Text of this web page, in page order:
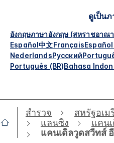
ดูเป็น
อังกฤษภาษาอังกฤษ (สหราชอาณ
Español中文Français
NederlandsРусский
Português (BR)Bahasa
สำรวจ สหรัฐอเม
แลนซิง
แคน
แคนเดิลวูดสวีทส์